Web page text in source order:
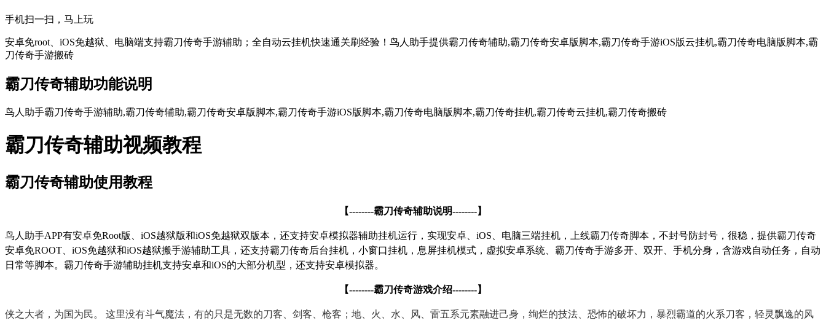
手机扫一扫，马上玩
安卓免root、iOS免越狱、电脑端支持霸刀传奇手游辅助；全自动云挂机快速通关刷经验！鸟人助手提供霸刀传奇辅助,霸刀传奇安卓版脚本,霸刀传奇手游iOS版云挂机,霸刀传奇电脑版脚本,霸
刀传奇手游搬砖
霸刀传奇辅助功能说明
鸟人助手霸刀传奇手游辅助,霸刀传奇辅助,霸刀传奇安卓版脚本,霸刀传奇手游iOS版脚本,霸刀传奇电脑版脚本,霸刀传奇挂机,霸刀传奇云挂机,霸刀传奇搬砖
霸刀传奇辅助视频教程
霸刀传奇辅助使用教程
【--------霸刀传奇辅助说明--------】
鸟人助手APP有安卓免Root版、 iOS越狱版和iOS免越狱双版本，还支持安卓模拟器辅助挂机运行，实现安卓、 iOS、电脑三端挂机，上线霸刀传奇脚本，不封号防封号，很稳，提供霸刀传奇
安卓免ROOT、 iOS免越狱和iOS越狱搬手游辅助工具，还支持霸刀传奇后台挂机，小窗口挂机，息屏挂机模式，虚拟安卓系统、霸刀传奇手游多开、双开、手机分身，含游戏自动任务，自动
日常等脚本。霸刀传奇手游辅助挂机支持安卓和iOS的大部分机型，还支持安卓模拟器。
【--------霸刀传奇游戏介绍--------】
侠之大者，为国为民。 这里没有斗气魔法，有的只是无数的刀客、剑客、枪客；地、火、水、风、雷五系元素融进己身，绚烂的技法、恐怖的破坏力，暴烈霸道的火系刀客，轻灵飘逸的风